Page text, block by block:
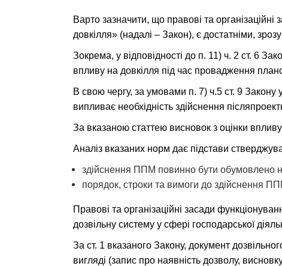
Варто зазначити, що правові та
довкілля» (надалі – Закон), є достатніми,
Зокрема, у відповідності до п. 11) ч. 2 ст. 6
впливу на довкілля під час провадження
В свою чергу, за умовами п. 7) ч.5 ст. 9 Закону
випливає необхідність здійснення
За вказаною статтею висновок з оцінки
Аналіз вказаних норм дає підстави
здійснення ППМ повинно бути обумовлено
порядок, строки та вимоги до здійснення
Правові та організаційні засади
дозвільну систему у сфері господарської
За ст. 1 вказаного Закону, документ
вигляді (запис про наявність дозволу,